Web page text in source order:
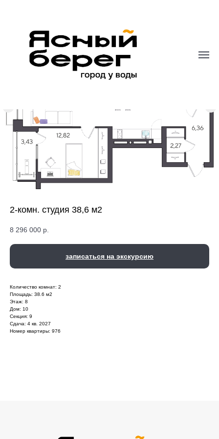
2-комн. студия 38,6 м2
8 296 000 р.
записаться на экскурсию
Количество комнат: 2
Площадь: 38.6 м2
Этаж: 8
Дом: 10
Секция: 9
Сдача: 4 кв. 2027
Номер квартиры: 976